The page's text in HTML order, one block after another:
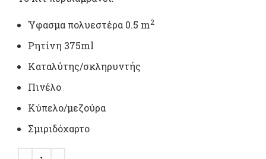
Ύφασμα πολυεστέρα 0.5 m2
Ρητίνη 375ml
Καταλύτης/σκληρυντής
Πινέλο
Κύπελο/μεζούρα
Σμιριδόχαρτο